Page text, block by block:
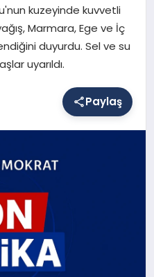
kuzeyinde kuvvetli
Marmara, Ege ve İç
duyurdu. Sel ve su
uyarıldı.
Paylaş